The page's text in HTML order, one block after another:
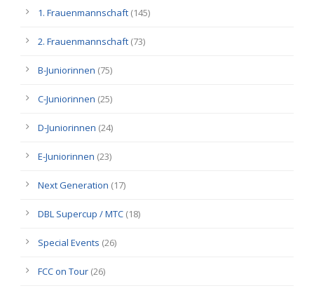
1. Frauenmannschaft (145)
2. Frauenmannschaft (73)
B-Juniorinnen (75)
C-Juniorinnen (25)
D-Juniorinnen (24)
E-Juniorinnen (23)
Next Generation (17)
DBL Supercup / MTC (18)
Special Events (26)
FCC on Tour (26)